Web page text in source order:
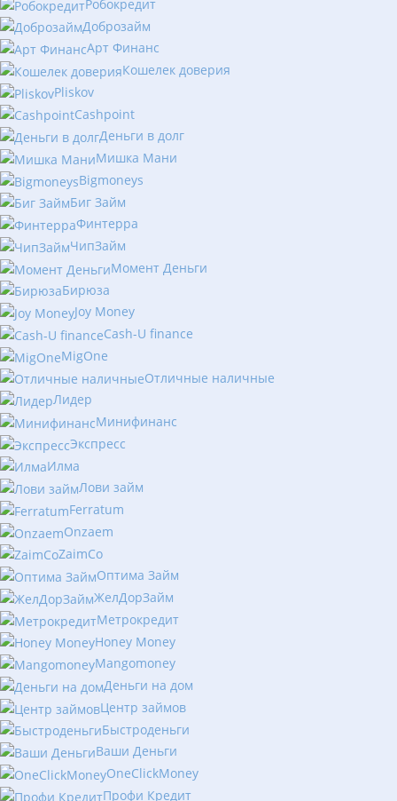
Робокредит
Доброзайм
Арт Финанс
Кошелек доверия
Pliskov
Cashpoint
Деньги в долг
Мишка Мани
Bigmoneys
Биг Займ
Финтерра
ЧипЗайм
Момент Деньги
Бирюза
Joy Money
Cash-U finance
MigOne
Отличные наличные
Лидер
Минифинанс
Экспресс
Илма
Лови займ
Ferratum
Onzaem
ZaimCo
Оптима Займ
ЖелДорЗайм
Метрокредит
Honey Money
Mangomoney
Деньги на дом
Центр займов
Быстроденьги
Ваши Деньги
OneClickMoney
Профи Кредит